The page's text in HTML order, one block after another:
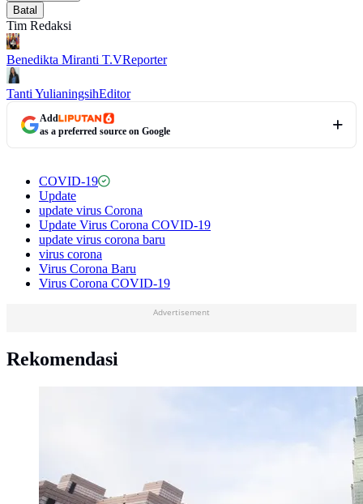
Batal
Tim Redaksi
Benedikta Miranti T.VReporter
Tanti YulianingsihEditor
Add
as a preferred source on Google
COVID-19
Update
update virus Corona
Update Virus Corona COVID-19
update virus corona baru
virus corona
Virus Corona Baru
Virus Corona COVID-19
Advertisement
Rekomendasi